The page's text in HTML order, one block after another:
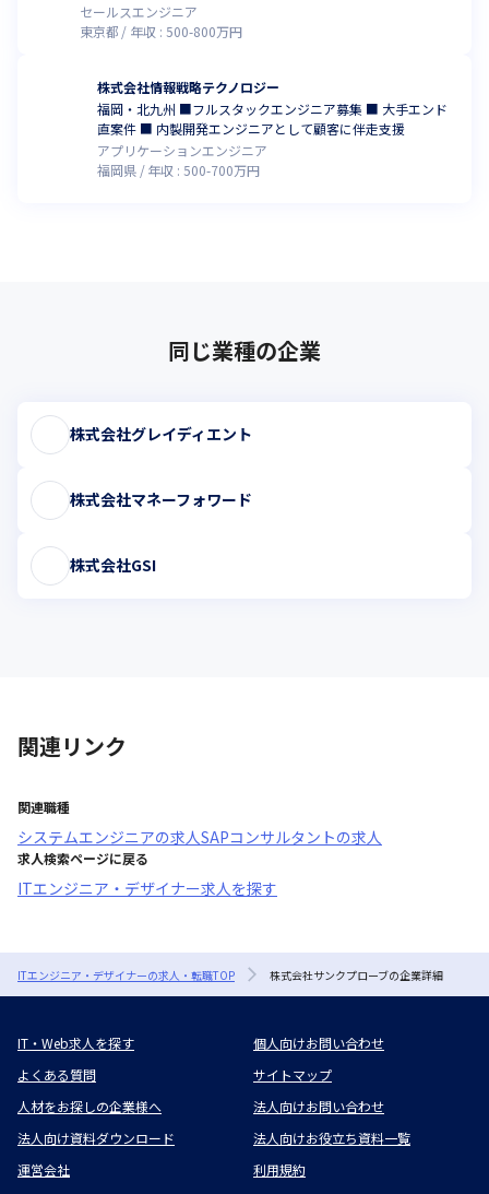
セールスエンジニア
東京都
年収 : 500-800万円
株式会社情報戦略テクノロジー
福岡・北九州 ■フルスタックエンジニア募集 ■ 大手エンド
直案件 ■ 内製開発エンジニアとして顧客に伴走支援
アプリケーションエンジニア
福岡県
年収 :500-700万円
同じ業種の企業
株式会社グレイディエント
株式会社マネーフォワード
株式会社GSI
関連リンク
関連職種
システムエンジニアの求人SAPコンサルタントの求人
求人検索ページに戻る
ITエンジニア・デザイナー求人を探す
ITエンジニア・デザイナーの求人・転職TOP 株式会社サンクプローブの企業詳細
IT・Web求人を探す
個人向けお問い合わせ
よくある質問
サイトマップ
人材をお探しの企業様へ
法人向けお問い合わせ
法人向け資料ダウンロード
法人向けお役立ち資料一覧
運営会社
利用規約